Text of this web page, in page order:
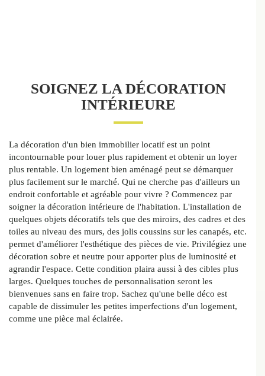
SOIGNEZ LA DÉCORATION
INTÉRIEURE
La décoration d'un bien immobilier locatif est un point
incontournable pour louer plus rapidement et obtenir un loyer
plus rentable. Un logement bien aménagé peut se démarquer
plus facilement sur le marché. Qui ne cherche pas d'ailleurs un
endroit confortable et agréable pour vivre ? Commencez par
soigner la décoration intérieure de l'habitation. L'installation de
quelques objets décoratifs tels que des miroirs, des cadres et des
toiles au niveau des murs, des jolis coussins sur les canapés, etc.
permet d'améliorer l'esthétique des pièces de vie. Privilégiez une
décoration sobre et neutre pour apporter plus de luminosité et
agrandir l'espace. Cette condition plaira aussi à des cibles plus
larges. Quelques touches de personnalisation seront les
bienvenues sans en faire trop. Sachez qu'une belle déco est
capable de dissimuler les petites imperfections d'un logement,
comme une pièce mal éclairée.